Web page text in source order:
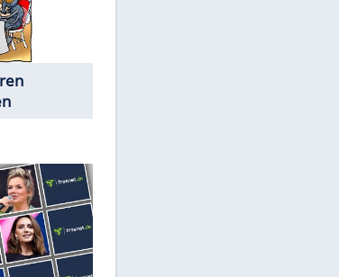
Alles aus!